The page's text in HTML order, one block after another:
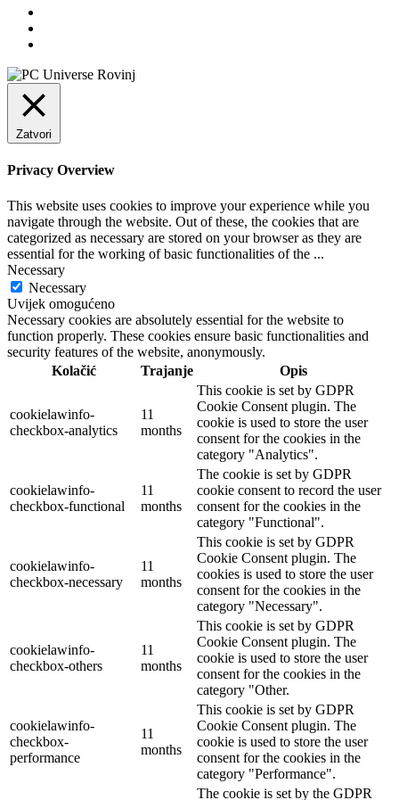
Zatvori
Privacy Overview
This website uses cookies to improve your experience while you
navigate through the website. Out of these, the cookies that are
categorized as necessary are stored on your browser as they are
essential for the working of basic functionalities of the ...
Necessary
Necessary
Uvijek omogućeno
Necessary cookies are absolutely essential for the website to
function properly. These cookies ensure basic functionalities and
security features of the website, anonymously.
Kolačić
Trajanje Opis
cookielawinfo-
checkbox-analytics
11
months
This cookie is set by GDPR
Cookie Consent plugin. The
cookie is used to store the user
consent for the cookies in the
category "Analytics".
cookielawinfo-
checkbox-functional
11
months
The cookie is set by GDPR
cookie consent to record the user
consent for the cookies in the
category "Functional".
cookielawinfo-
checkbox-necessary
11
months
This cookie is set by GDPR
Cookie Consent plugin. The
cookies is used to store the user
consent for the cookies in the
category "Necessary".
cookielawinfo-
checkbox-others
11
months
This cookie is set by GDPR
Cookie Consent plugin. The
cookie is used to store the user
consent for the cookies in the
category "Other.
cookielawinfo-
checkbox-
performance
11
months
This cookie is set by GDPR
Cookie Consent plugin. The
cookie is used to store the user
consent for the cookies in the
category "Performance".
The cookie is set by the GDPR